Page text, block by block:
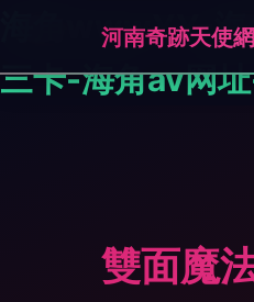
海角wwwYY-
三卡-海角av网
雙面魔